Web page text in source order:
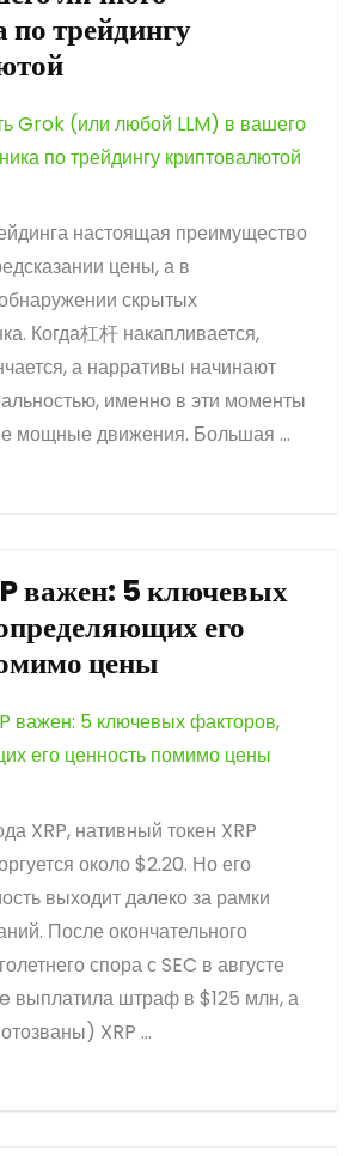
трейдингу
настоящая преимущество
цены, а в
скрытых
Когда杠杆 накапливается,
а нарративы начинают
именно в эти моменты
мощные движения. Большая ...
важен: 5 ключевых
его
цены
XRP, нативный токен XRP
около $2.20. Но его
выходит далеко за рамки
После окончательного
спора с SEC в августе
выплатила штраф в $125 млн, а
XRP ...